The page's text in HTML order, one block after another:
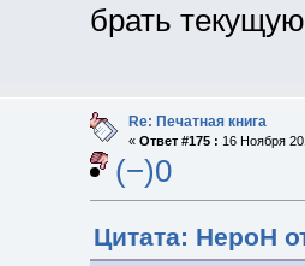
брать
Re: Печатная книга
« Ответ #175 : 16 Ноября
(−)0
Цитата: HepoH